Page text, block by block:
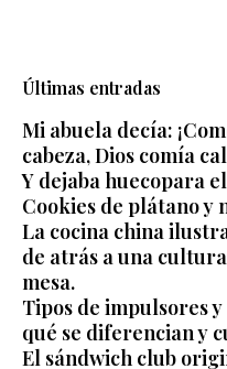
Últimas entradas
Mi abuela decía:
cabeza, Dios comía
Y dejaba huecopara
Cookies de plátano y
La cocina china
de atrás a una
mesa.
Tipos de impulsores
qué se diferencian y
El sándwich club